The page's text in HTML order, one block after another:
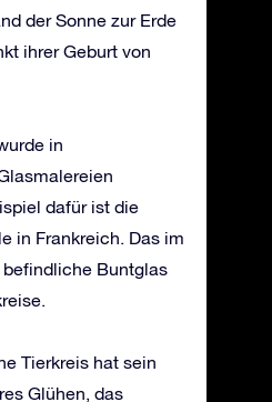
der Sonne zur Erde
ihrer Geburt von
in
dafür ist die
in Frankreich. Das im
befindliche Buntglas
Tierkreis hat sein
Glühen, das